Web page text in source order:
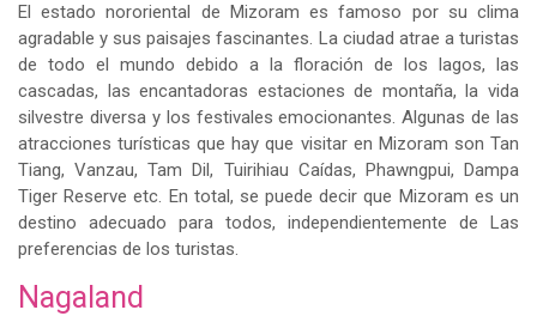
El estado nororiental de Mizoram es famoso por su clima
agradable y sus paisajes fascinantes. La ciudad atrae a turistas
de todo el mundo debido a la floración de los lagos, las
cascadas, las encantadoras estaciones de montaña, la vida
silvestre diversa y los festivales emocionantes. Algunas de las
atracciones turísticas que hay que visitar en Mizoram son Tan
Tiang, Vanzau, Tam Dil, Tuirihiau Caídas, Phawngpui, Dampa
Tiger Reserve etc. En total, se puede decir que Mizoram es un
destino adecuado para todos, independientemente de Las
preferencias de los turistas.
Nagaland